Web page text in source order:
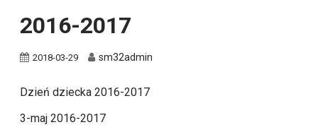
2016-2017
2018-03-29 sm32admin
Dzień dziecka 2016-2017
3-maj 2016-2017